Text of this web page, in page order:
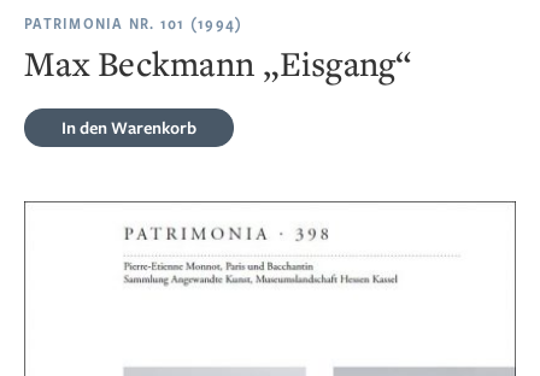
PATRIMONIA NR. 101 (1994)
Max Beckmann „Eisgang“
In den Warenkorb